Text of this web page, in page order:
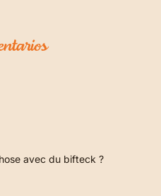
avec du bifteck ?